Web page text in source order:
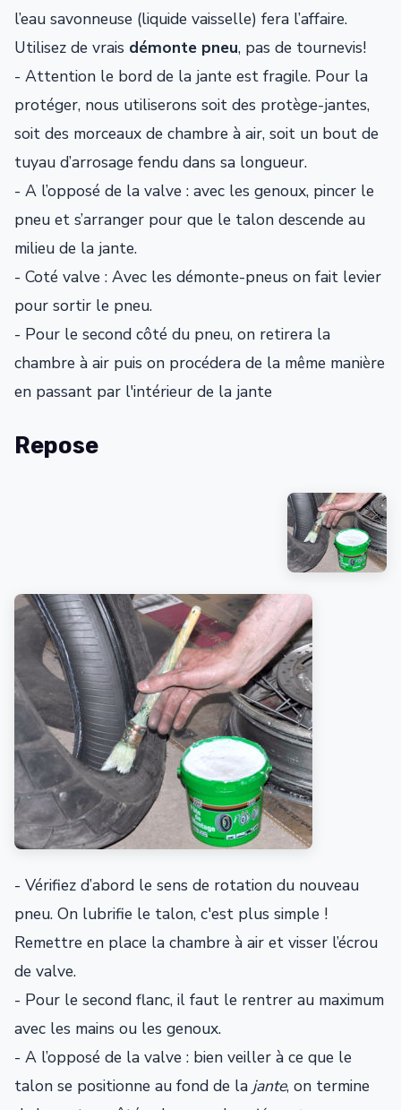
l’eau savonneuse (liquide vaisselle) fera l’affaire.
Utilisez de vrais démonte pneu, pas de tournevis!
- Attention le bord de la jante est fragile. Pour la
protéger, nous utiliserons soit des protège-jantes,
soit des morceaux de chambre à air, soit un bout de
tuyau d’arrosage fendu dans sa longueur.
- A l’opposé de la valve : avec les genoux, pincer le
pneu et s’arranger pour que le talon descende au
milieu de la jante.
- Coté valve : Avec les démonte-pneus on fait levier
pour sortir le pneu.
- Pour le second côté du pneu, on retirera la
chambre à air puis on procédera de la même manière
en passant par l'intérieur de la jante
Repose
- Vérifiez d’abord le sens de rotation du nouveau
pneu. On lubrifie le talon, c'est plus simple !
Remettre en place la chambre à air et visser l’écrou
de valve.
- Pour le second flanc, il faut le rentrer au maximum
avec les mains ou les genoux.
- A l’opposé de la valve : bien veiller à ce que le
talon se positionne au fond de la jante, on termine